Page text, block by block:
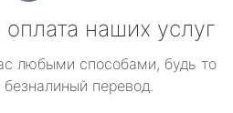
наших услуг
любыми способами, будь то
перевод.